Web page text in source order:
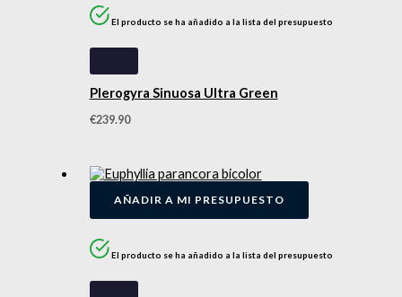
El producto se ha añadido a la lista del presupuesto
Plerogyra Sinuosa Ultra Green
€239.90
AÑADIR A MI PRESUPUESTO
El producto se ha añadido a la lista del presupuesto